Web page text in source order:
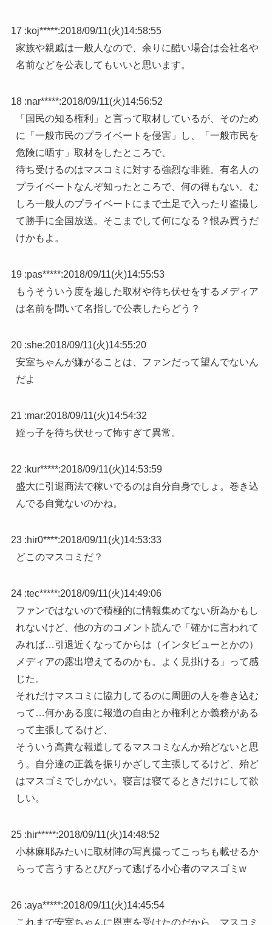
17 :koj*****:2018/09/11(火)14:58:55
家族や親戚は一般人なので、余りに酷い場合は会社名や
名前などを公表してもいいと思います。
18 :nar*****:2018/09/11(火)14:56:52
「国民の知る権利」と言って取材しているが、そのため
に「一般市民のプライベートを侵害」し、「一般市民を
危険に晒す」取材をしたところで、
待ち受けるのはマスコミに対する強烈な非難。有名人の
プライベートなんぞ知ったところで、何の得もない。む
しろ一般人のプライベートにまで土足で入ったり盗撮し
て勝手に全国放送。そこまでして何になる？恨み買うだ
けかもよ。
19 :pas*****:2018/09/11(火)14:55:53
もうそういう度を越した取材や待ち伏せをするメディア
は名前を聞いて名指しで公表したらどう？
20 :she:2018/09/11(火)14:55:20
安室ちゃんが嫌がることは、ファンだって望んでないん
だよ
21 :mar:2018/09/11(火)14:54:32
姪っ子を待ち伏せって怖すぎて異常。
22 :kur*****:2018/09/11(火)14:53:59
盛大に引退商法で稼いでるのは自分自身でしょ。巻き込
んでる自覚ないのかね。
23 :hir0****:2018/09/11(火)14:53:33
どこのマスコミだ？
24 :tec*****:2018/09/11(火)14:49:06
ファンではないので積極的に情報集めてない所為かもし
れないけど、他の方のコメント読んで「確かに言われて
みれば…引退近くなってからは（インタビューとかの）
メディアの露出増えてるのかも。よく見掛ける」って感
じた。
それだけマスコミに協力してるのに周囲の人を巻き込む
って…何かある度に報道の自由とか権利とか義務がある
って主張してるけど、
そういう高貴な報道してるマスコミなんか殆どないと思
う。自分達の正義を振りかざして主張してるけど、殆ど
はマスゴミでしかない。寝言は寝てるときだけにして欲
しい。
25 :hir*****:2018/09/11(火)14:48:52
小林麻耶みたいに取材陣の写真撮ってこっちも載せるか
らって言うするとびびって逃げる小心者のマスゴミw
26 :aya*****:2018/09/11(火)14:45:54
これまで安室ちゃんに恩恵を受けたのだから、マスコミ